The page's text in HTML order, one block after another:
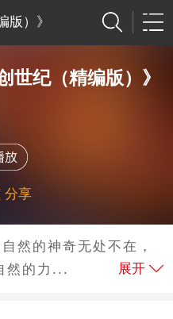
版）》
世纪（精编版）》
分享
然的神奇无处不在，
然的力...
展开